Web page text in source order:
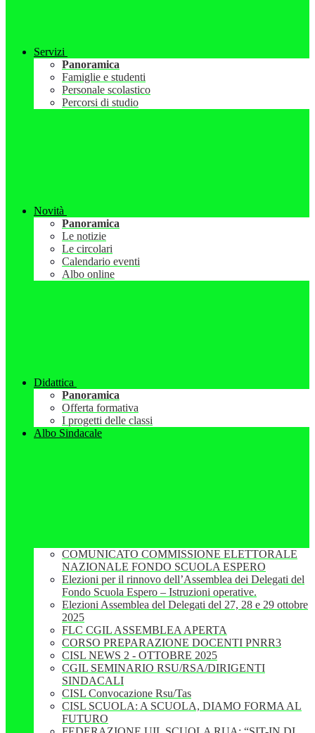
Servizi
Panoramica
Famiglie e studenti
Personale scolastico
Percorsi di studio
Novità
Panoramica
Le notizie
Le circolari
Calendario eventi
Albo online
Didattica
Panoramica
Offerta formativa
I progetti delle classi
Albo Sindacale
COMUNICATO COMMISSIONE ELETTORALE
NAZIONALE FONDO SCUOLA ESPERO
Elezioni per il rinnovo dell’Assemblea dei Delegati del
Fondo Scuola Espero – Istruzioni operative.
Elezioni Assemblea del Delegati del 27, 28 e 29 ottobre
2025
FLC CGIL ASSEMBLEA APERTA
CORSO PREPARAZIONE DOCENTI PNRR3
CISL NEWS 2 - OTTOBRE 2025
CGIL SEMINARIO RSU/RSA/DIRIGENTI
SINDACALI
CISL Convocazione Rsu/Tas
CISL SCUOLA: A SCUOLA, DIAMO FORMA AL
FUTURO